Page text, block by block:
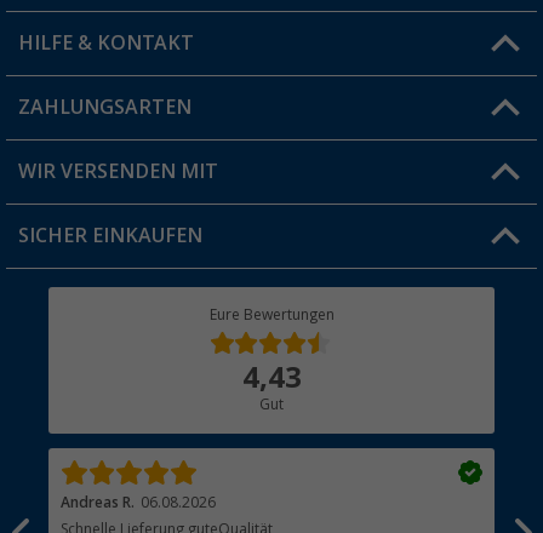
Vorteilskarte
Blog
Jobs & Karriere
HILFE & KONTAKT
FAQ & Kontakt
Versandinformationen
Rücksendung
ZAHLUNGSARTEN
WIR VERSENDEN MIT
SICHER EINKAUFEN
Eure Bewertungen
4,43
Gut
Andreas R. 06.08.2026
Schnelle Lieferung,guteQualität